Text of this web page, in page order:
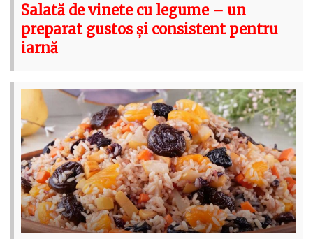
Salată de vinete cu legume – un
preparat gustos și consistent pentru
iarnă